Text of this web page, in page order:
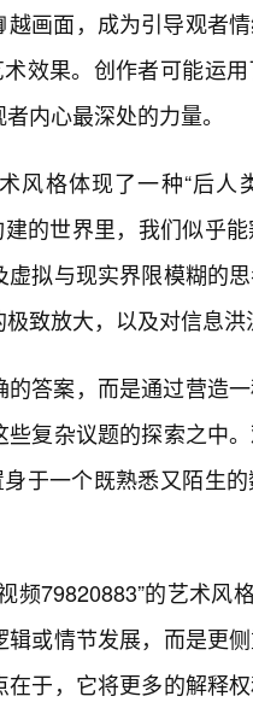
画面，成为引导观者
效果。创作者可能运
内心最深处的力量。
风格体现了一种“后人
的世界里，我们似乎
拟与现实界限模糊的
致放大，以及对信息洪
答案，而是通过营造
复杂议题的探索之中
于一个既熟悉又陌生
频79820883”的艺术风
或情节发展，而是更
于，它将更多的解释